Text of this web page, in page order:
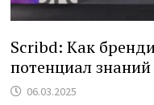
Scribd: Как
потенциал знаний
06.03.2025